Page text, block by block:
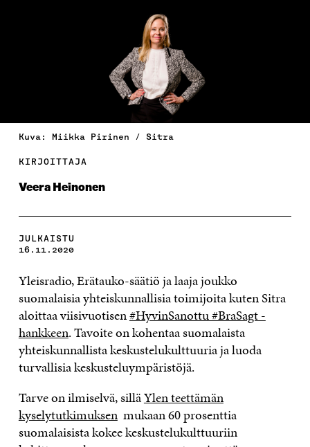
Kuva: Miikka Pirinen / Sitra
KIRJOITTAJA
Veera Heinonen
JULKAISTU
16.11.2020
Yleisradio, Erätauko-säätiö ja laaja joukko
suomalaisia yhteiskunnallisia toimijoita kuten Sitra
aloittaa viisivuotisen#HyvinSanottu #BraSagt -
hankkeen. Tavoite on kohentaa suomalaista
yhteiskunnallista keskustelukulttuuria ja luoda
turvallisia keskusteluympäristöjä.
Tarve on ilmiselvä, silläYlen teettämän
kyselytutkimuksenmukaan 60 prosenttia
suomalaisista kokee keskustelukulttuuriin